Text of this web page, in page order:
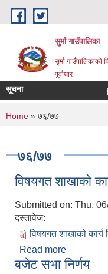
Skip to main content
सुर्मा गाउँपालिका
सुर्मा गाउँपालिकाकाे
पूर्वाधार
सूचना
You are here
Home » ७६/७७
७६/७७
विषयगत शाखाको
Submitted on: Thu,
दस्तावेज:
विषयगत शाखाको कार्य
Read more
बजेट सभा निर्णय